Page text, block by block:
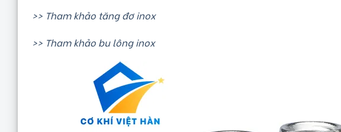
>> Tham khảo tăng đơ inox
>> Tham khảo bu lông inox